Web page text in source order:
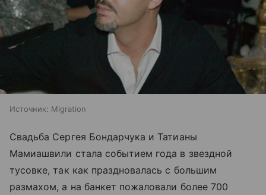
Источник: Migration
Свадьба Сергея Бондарчука и Татианы
Мамиашвили стала событием года в звездной
тусовке, так как праздновалась с большим
размахом, а на банкет пожаловали более 700